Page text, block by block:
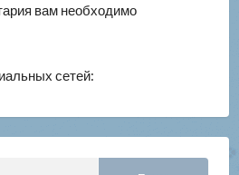
вам необходимо
сетей: